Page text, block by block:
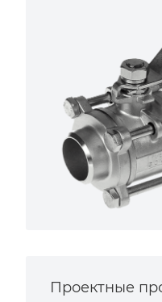
Проектные